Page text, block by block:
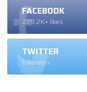
FACEBOOK
279.2K+ likes
TWITTER
followers